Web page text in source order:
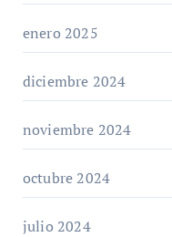
enero 2025
diciembre 2024
noviembre 2024
octubre 2024
julio 2024